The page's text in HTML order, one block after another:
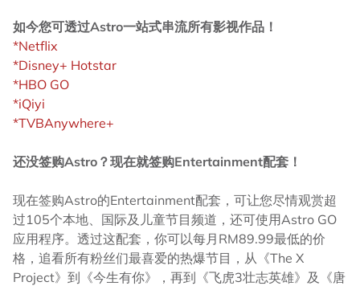
如今您可透过Astro一站式串流所有影视作品！
*Netflix
*Disney+ Hotstar
*HBO GO
*iQiyi
*TVBAnywhere+
还没签购Astro？现在就签购Entertainment配套！
现在签购Astro的Entertainment配套，可让您尽情观赏超
过105个本地、国际及儿童节目频道，还可使用Astro GO
应用程序。透过这配套，你可以每月RM89.99最低的价
格，追看所有粉丝们最喜爱的热爆节目，从《The X
Project》到《今生有你》，再到《飞虎3壮志英雄》及《唐